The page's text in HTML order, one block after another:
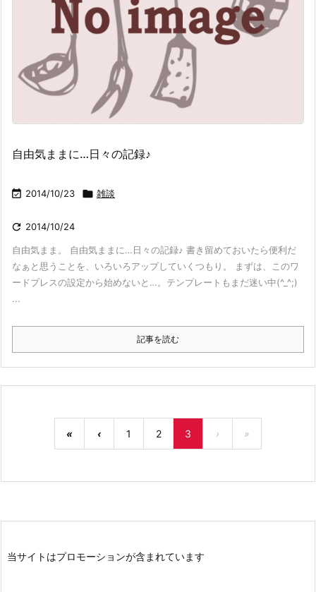
自由気ままに…日々の記録♪
 2014/10/23  雑談
 2014/10/24
自由気まま。 自由気ままに…日々の記録♪ 書き留めておいたら便利だ
なぁと思うことを、いろいろアップしていくつもり。 まずは、このワ
ードプレスの設定から始めないと…。テンプレートもまだ迷い中(^_^;)
...
記事を読む
« ‹ 1 2 3 › »
当サイトはプロモーションが含まれています